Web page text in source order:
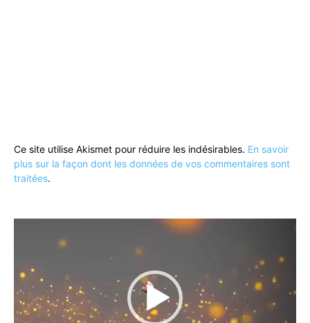
Ce site utilise Akismet pour réduire les indésirables. En savoir
plus sur la façon dont les données de vos commentaires sont
traitées.